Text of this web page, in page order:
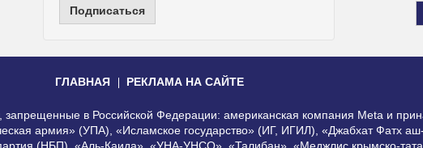
Подписаться
ГЛАВНАЯ РЕКЛАМА НА САЙТЕ
запрещенные в Российской Федерации: американская компания Meta и
армия» (УПА), «Исламское государство» (ИГ, ИГИЛ), «Джабхат Фатх
(НБП), «Аль-Каида», «УНА-УНСО», «Талибан», «Меджлис крымско-